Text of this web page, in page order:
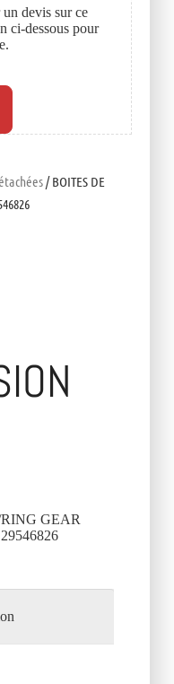
/ BOITES DE
GEAR
devis sur ce
ci-dessous pour